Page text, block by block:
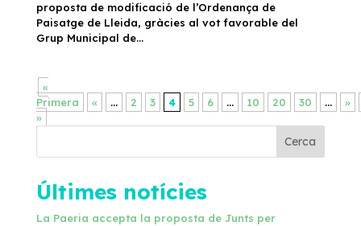
proposta de modificació de l’Ordenança de
Paisatge de Lleida, gràcies al vot favorable del
Grup Municipal de...
«
Primera
« ... 2 3 4 5 6 ... 10 20 30 ...
»
»
Cerca
Últimes notícies
La Paeria accepta la proposta de Junts per